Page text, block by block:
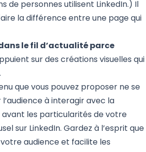
de personnes utilisent LinkedIn.) Il
la différence entre une page qui
le fil d’actualité parce
sur des créations visuelles qui
que vous pouvez proposer ne se
à interagir avec la
les particularités de votre
sur LinkedIn. Gardez à l’esprit que
audience et facilite les